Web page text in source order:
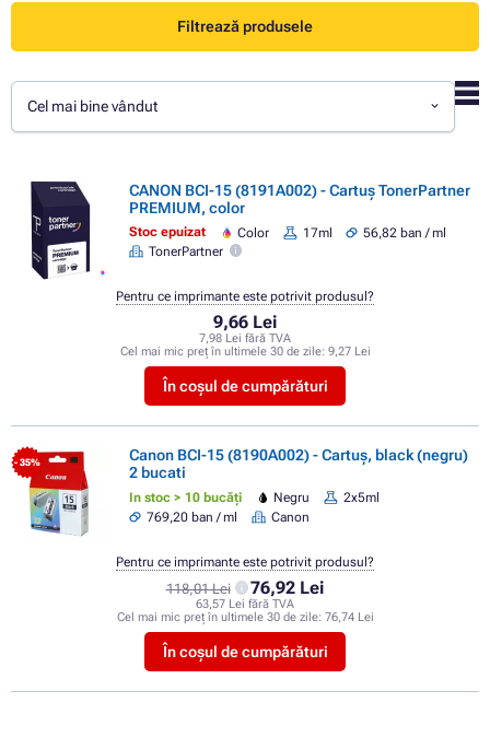
Filtrează produsele
Cel mai bine vândut
CANON BCI-15 (8191A002) - Cartuș TonerPartner
PREMIUM, color
Stoc epuizat Color 17ml
56,82 ban / ml
TonerPartner
9,66 Lei
7,98 Lei fără TVA
Cel mai mic preț în ultimele 30 de zile: 9,27 Lei
În coșul de cumpărături
Pentru ce imprimante este potrivit produsul?
- 35%
Canon BCI-15 (8190A002) - Cartuș, black (negru)
2 bucati
In stoc > 10 bucăți Negru
2x5ml
769,20 ban / ml
Canon
118,01 Lei 76,92 Lei
63,57 Lei fără TVA
Cel mai mic preț în ultimele 30 de zile: 76,74 Lei
În coșul de cumpărături
Pentru ce imprimante este potrivit produsul?